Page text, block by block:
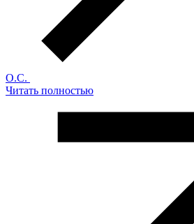
О.С.
Читать полностью